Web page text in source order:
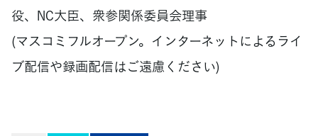
役、NC大臣、衆参関係委員会理事
(マスコミフルオープン。インターネットによるライ
ブ配信や録画配信はご遠慮ください)